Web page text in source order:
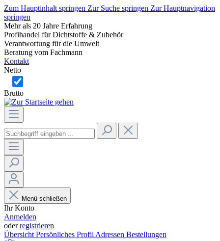
Zum Hauptinhalt springen Zur Suche springen Zur Hauptnavigation
springen
Mehr als 20 Jahre Erfahrung
Profihandel für Dichtstoffe & Zubehör
Verantwortung für die Umwelt
Beratung vom Fachmann
Kontakt
Netto
Brutto
Menü schließen
Ihr Konto
Anmelden
oderregistrieren
Übersicht Persönliches Profil Adressen Bestellungen